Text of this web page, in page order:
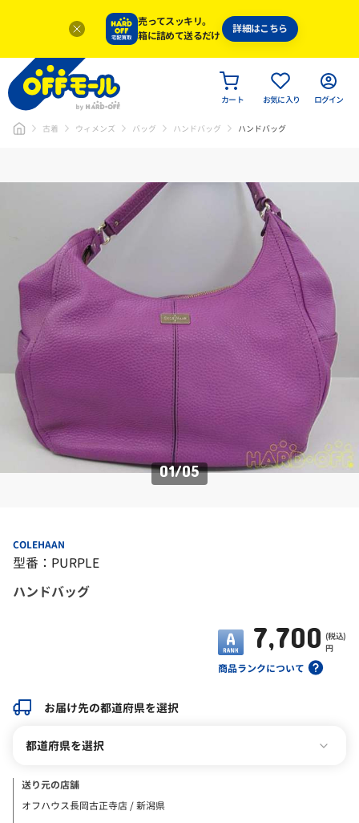
売ってスッキリ。
箱に詰めて送るだけ
詳細はこちら
カート お気に入り ログイン
古着 ウィメンズ バッグ ハンドバッグ ハンドバッグ
01/05
COLEHAAN
型番：PURPLE
ハンドバッグ
商品ランクについて
7,700 (税込)
円
お届け先の都道府県を選択
都道府県を選択
送り元の店舗
オフハウス長岡古正寺店 / 新潟県